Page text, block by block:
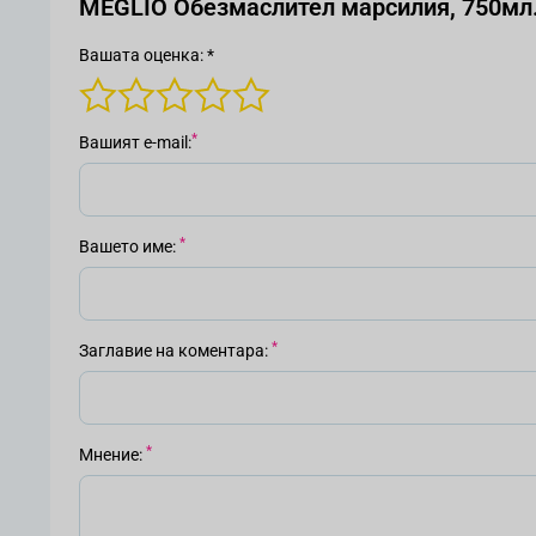
MEGLIO Обезмаслител марсилия,
Вашата оценка: *
Вашият е-mail
Вашето име
Заглавие на коментара
Мнение